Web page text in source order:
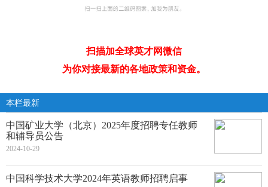
扫描加全球英才网微信
为你对接最新的各地政策和资金。
本栏最新
中国矿业大学（北京）2025年度招聘专任教师
和辅导员公告
2024-10-29
中国科学技术大学2024年英语教师招聘启事